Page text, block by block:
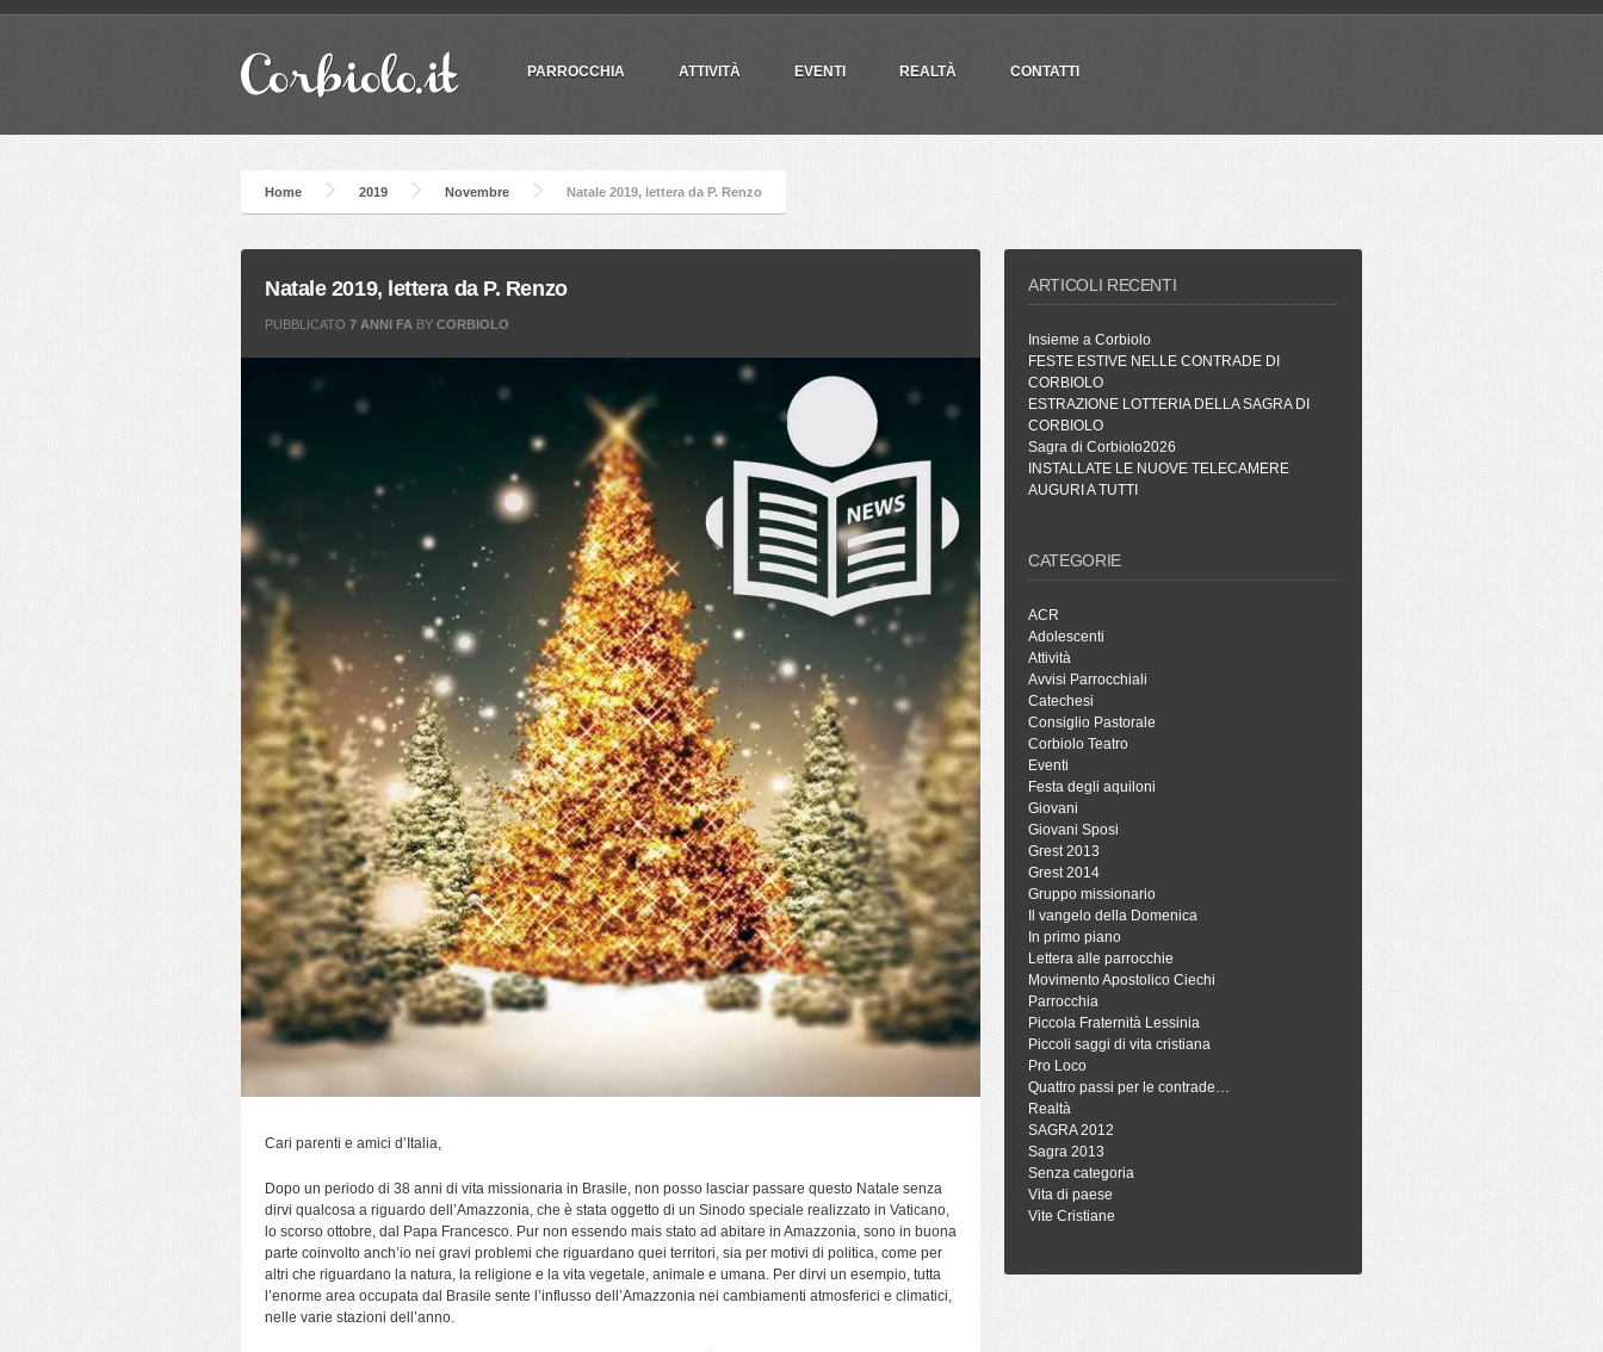
PARROCCHIA ATTIVITÀ EVENTI REALTÀ CONTATTI
Home 2019 Novembre Natale 2019, lettera da P. Renzo
Natale 2019, lettera da P. Renzo
PUBBLICATO 7 ANNI FA BY CORBIOLO
Cari parenti e amici d’Italia,
Dopo un periodo di 38 anni di vita missionaria in Brasile, non posso lasciar passare questo Natale senza
dirvi qualcosa a riguardo dell’Amazzonia, che è stata oggetto di un Sinodo speciale realizzato in Vaticano,
lo scorso ottobre, dal Papa Francesco. Pur non essendo mais stato ad abitare in Amazzonia, sono in buona
parte coinvolto anch’io nei gravi problemi che riguardano quei territori, sia per motivi di politica, come per
altri che riguardano la natura, la religione e la vita vegetale, animale e umana. Per dirvi un esempio, tutta
l’enorme area occupata dal Brasile sente l’influsso dell’Amazzonia nei cambiamenti atmosferici e climatici,
nelle varie stazioni dell’anno.
ARTICOLI RECENTI
Insieme a Corbiolo
FESTE ESTIVE NELLE CONTRADE DI
CORBIOLO
ESTRAZIONE LOTTERIA DELLA SAGRA DI
CORBIOLO
Sagra di Corbiolo2026
INSTALLATE LE NUOVE TELECAMERE
AUGURI A TUTTI
CATEGORIE
ACR
Adolescenti
Attività
Avvisi Parrocchiali
Catechesi
Consiglio Pastorale
Corbiolo Teatro
Eventi
Festa degli aquiloni
Giovani
Giovani Sposi
Grest 2013
Grest 2014
Gruppo missionario
Il vangelo della Domenica
In primo piano
Lettera alle parrocchie
Movimento Apostolico Ciechi
Parrocchia
Piccola Fraternità Lessinia
Piccoli saggi di vita cristiana
Pro Loco
Quattro passi per le contrade…
Realtà
SAGRA 2012
Sagra 2013
Senza categoria
Vita di paese
Vite Cristiane